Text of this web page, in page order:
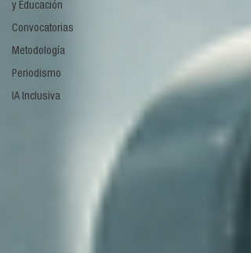
y Educación
Convocatorias
Metodología
Periodismo
IA Inclusiva